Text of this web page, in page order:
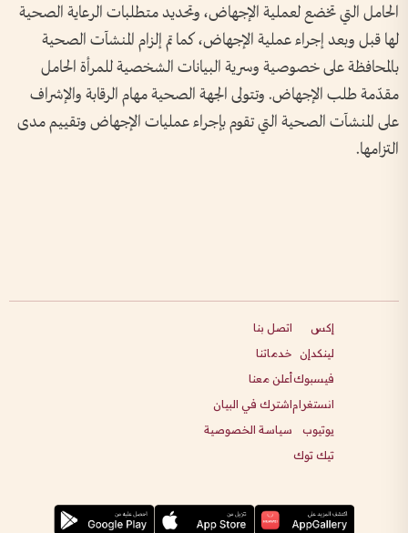
الحامل التي تخضع لعملية الإجهاض، وتحديد متطلبات الرعاية الصحية
لها قبل وبعد إجراء عملية الإجهاض، كما تم إلزام المنشآت الصحية
بالمحافظة على خصوصية وسرية البيانات الشخصية للمرأة الحامل
مقدّمة طلب الإجهاض. وتتولى الجهة الصحية مهام الرقابة والإشراف
على المنشآت الصحية التي تقوم بإجراء عمليات الإجهاض وتقييم مدى
التزامها.
إكس
لينكدإن
فيسبوك
انستغرام
يوتيوب
تيك توك
اتصل بنا
خدماتنا
أعلن معنا
اشترك في البيان
سياسة الخصوصية